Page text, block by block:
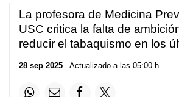
La profesora de Medicina
USC critica la falta de
reducir el tabaquismo en los
28 sep 2025 . Actualizado a las 05:00 h.